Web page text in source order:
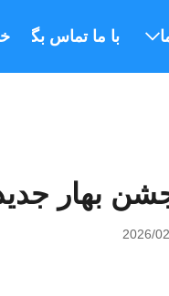
با ما تماس بگیرید
جشن بهار
2026/